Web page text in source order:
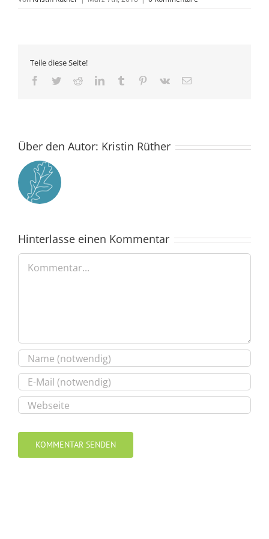
Teile diese Seite!
Facebook
TwitterRedditLinkedInTumblr Pinterest
Vk
E-
Über den Autor: Kristin Rüther
Hinterlasse einen Kommentar
Kommentar